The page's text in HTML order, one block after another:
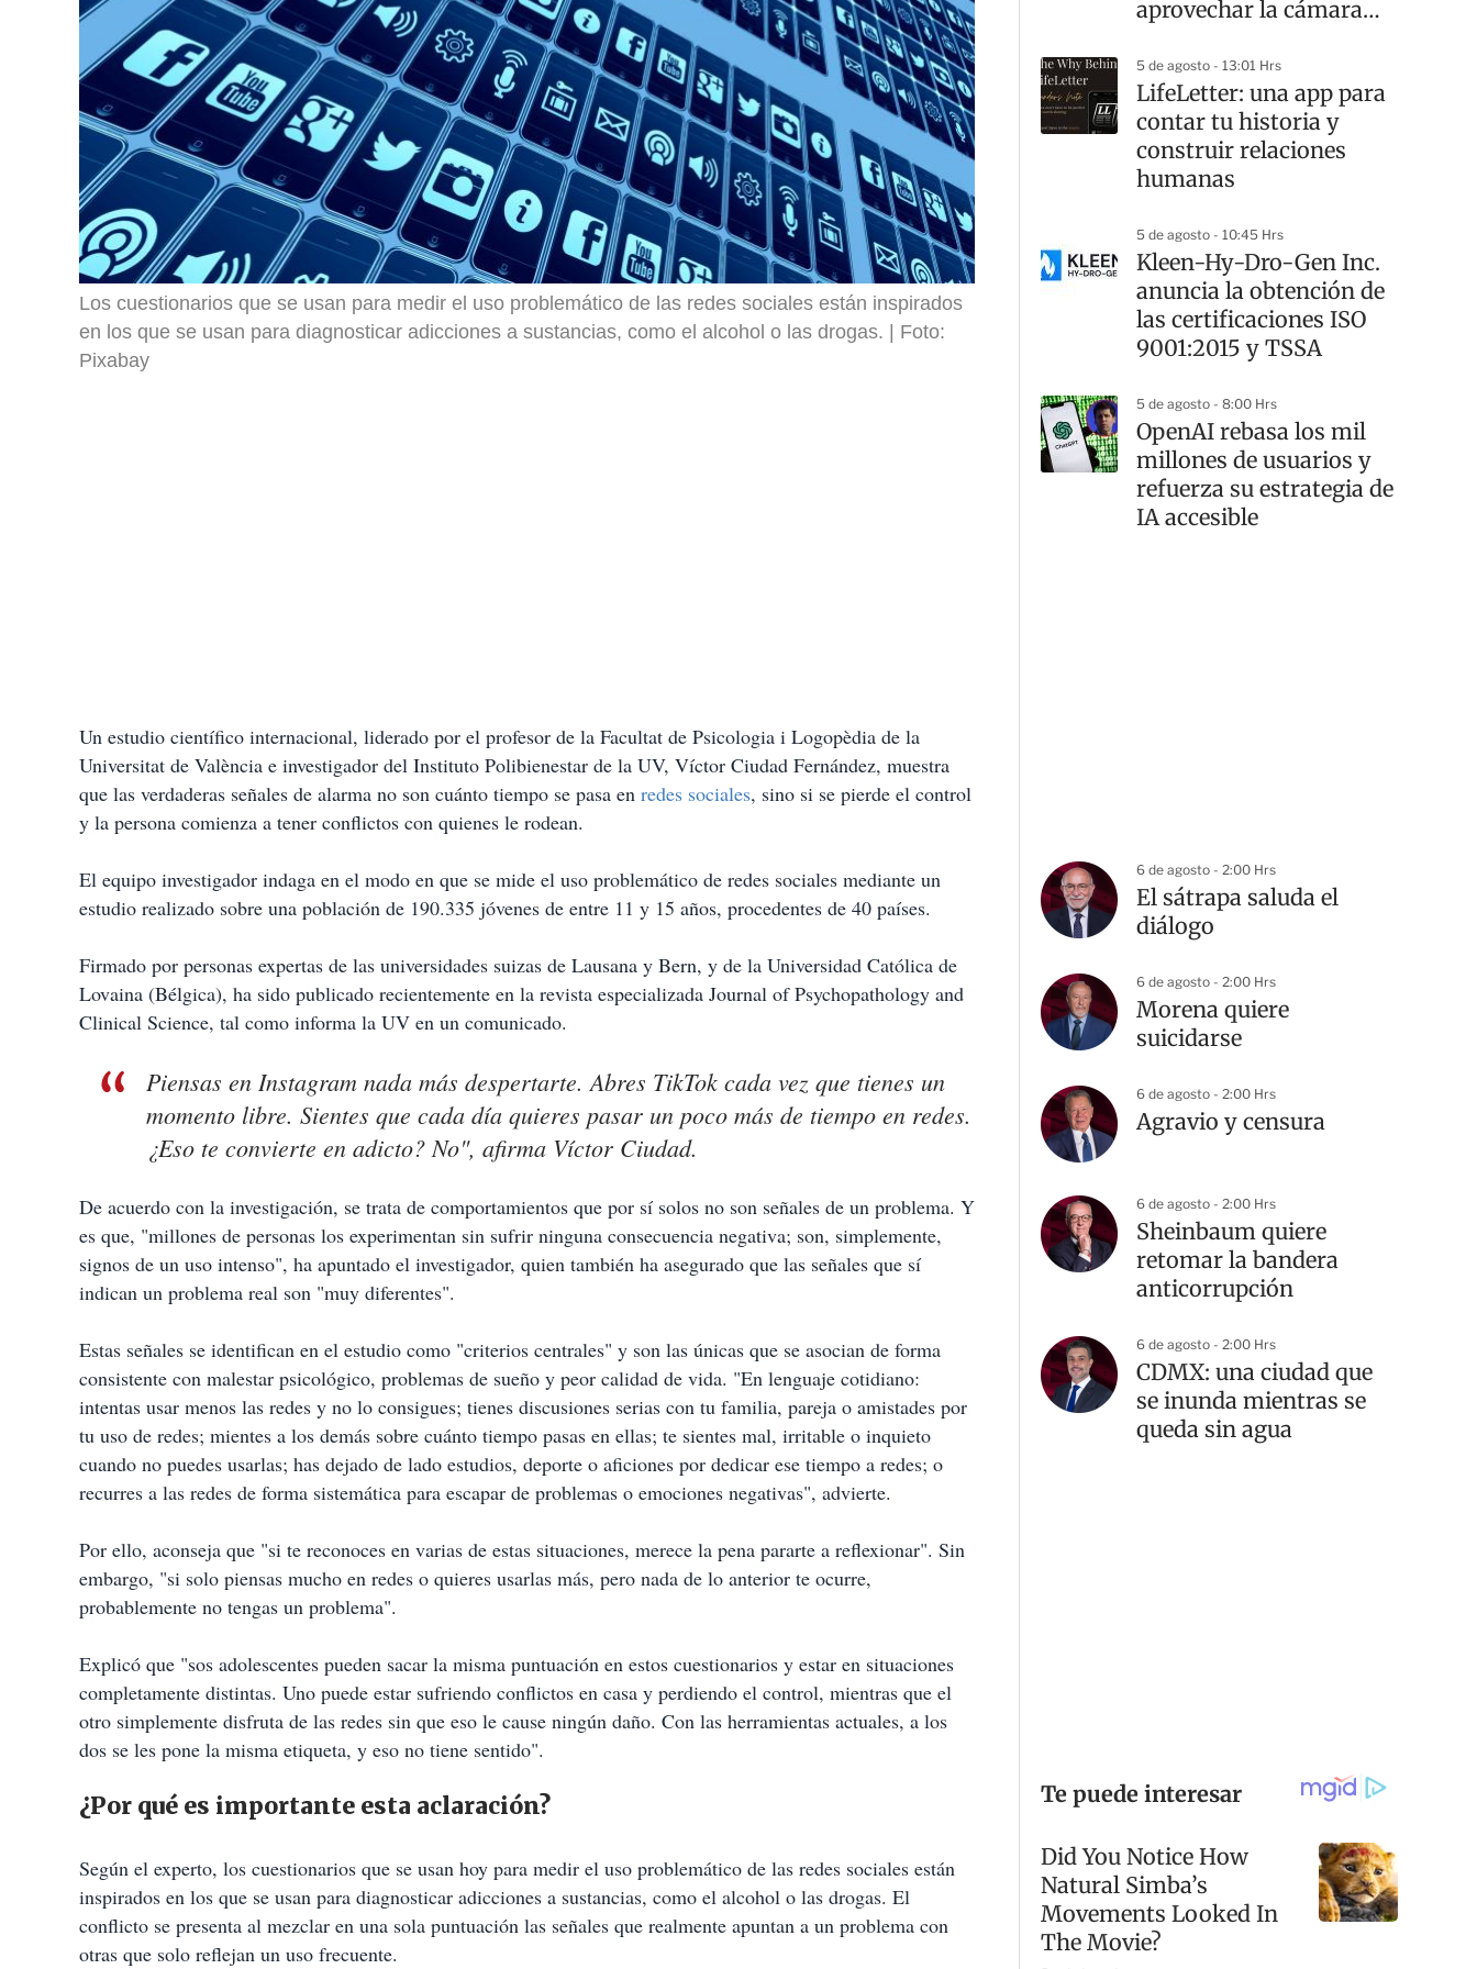
Los cuestionarios que se usan para medir el uso problemático de las redes sociales están inspirados
en los que se usan para diagnosticar adicciones a sustancias, como el alcohol o las drogas.
Foto:
Pixabay
Un estudio científico internacional, liderado por el profesor de la Facultat de Psicologia i Logopèdia de la
Universitat de València e investigador del Instituto Polibienestar de la UV, Víctor Ciudad Fernández, muestra
que las verdaderas señales de alarma no son cuánto tiempo se pasa en redes sociales, sino si se pierde el control
y la persona comienza a tener conflictos con quienes le rodean.
El equipo investigador indaga en el modo en que se mide el uso problemático de redes sociales mediante un
estudio realizado sobre una población de 190.335 jóvenes de entre 11 y 15 años, procedentes de 40 países.
Firmado por personas expertas de las universidades suizas de Lausana y Bern, y de la Universidad Católica de
Lovaina (Bélgica), ha sido publicado recientemente en la revista especializada Journal of Psychopathology and
Clinical Science, tal como informa la UV en un comunicado.
Piensas en Instagram nada más despertarte. Abres TikTok cada vez que tienes un
momento libre. Sientes que cada día quieres pasar un poco más de tiempo en redes.
¿Eso te convierte en adicto? No", afirma Víctor Ciudad.
De acuerdo con la investigación, se trata de comportamientos que por sí solos no son señales de un problema. Y
es que, "millones de personas los experimentan sin sufrir ninguna consecuencia negativa; son, simplemente,
signos de un uso intenso", ha apuntado el investigador, quien también ha asegurado que las señales que sí
indican un problema real son "muy diferentes".
Estas señales se identifican en el estudio como "criterios centrales" y son las únicas que se asocian de forma
consistente con malestar psicológico, problemas de sueño y peor calidad de vida. "En lenguaje cotidiano:
intentas usar menos las redes y no lo consigues; tienes discusiones serias con tu familia, pareja o amistades por
tu uso de redes; mientes a los demás sobre cuánto tiempo pasas en ellas; te sientes mal, irritable o inquieto
cuando no puedes usarlas; has dejado de lado estudios, deporte o aficiones por dedicar ese tiempo a redes; o
recurres a las redes de forma sistemática para escapar de problemas o emociones negativas", advierte.
Por ello, aconseja que "si te reconoces en varias de estas situaciones, merece la pena pararte a reflexionar". Sin
embargo, "si solo piensas mucho en redes o quieres usarlas más, pero nada de lo anterior te ocurre,
probablemente no tengas un problema".
Explicó que "sos adolescentes pueden sacar la misma puntuación en estos cuestionarios y estar en situaciones
completamente distintas. Uno puede estar sufriendo conflictos en casa y perdiendo el control, mientras que el
otro simplemente disfruta de las redes sin que eso le cause ningún daño. Con las herramientas actuales, a los
dos se les pone la misma etiqueta, y eso no tiene sentido".
¿Por qué es importante esta aclaración?
Según el experto, los cuestionarios que se usan hoy para medir el uso problemático de las redes sociales están
inspirados en los que se usan para diagnosticar adicciones a sustancias, como el alcohol o las drogas. El
conflicto se presenta al mezclar en una sola puntuación las señales que realmente apuntan a un problema con
otras que solo reflejan un uso frecuente.
aprovechar la cámara
experto
5 de agosto - 13:01 Hrs
LifeLetter: una app para
contar tu historia y
construir relaciones
humanas
5 de agosto - 10:45 Hrs
Kleen-Hy-Dro-Gen Inc.
anuncia la obtención de
las certificaciones ISO
9001:2015 y TSSA
5 de agosto - 8:00 Hrs
OpenAI rebasa los mil
millones de usuarios y
refuerza su estrategia de
IA accesible
6 de agosto - 2:00 Hrs
El sátrapa saluda el
diálogo
6 de agosto - 2:00 Hrs
Morena quiere
suicidarse
6 de agosto - 2:00 Hrs
Agravio y censura
6 de agosto - 2:00 Hrs
Sheinbaum quiere
retomar la bandera
anticorrupción
6 de agosto - 2:00 Hrs
CDMX: una ciudad que
se inunda mientras se
queda sin agua